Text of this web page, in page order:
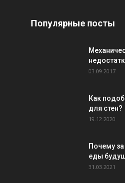
Популярные посты
03.09.2017
Как
для стен?
19.12.2020
Почему
еды
31.03.2021